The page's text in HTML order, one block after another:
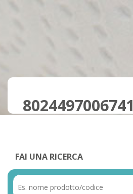
8024497006741
FAI UNA RICERCA